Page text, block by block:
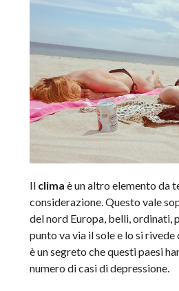
Il clima è un altro elemento da
considerazione. Questo vale
del nord Europa, belli, ordinati,
punto va via il sole e lo si
è un segreto che questi paesi
numero di casi di depressione.